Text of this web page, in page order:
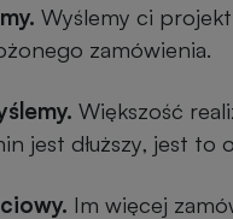
Wyślemy ci
zamówienia.
Większość
jest dłuższy, jest to
Im więcej